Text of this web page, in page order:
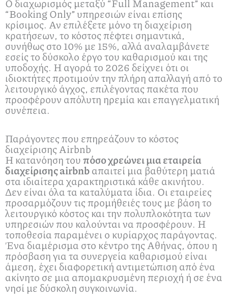
Ο διαχωρισμός μεταξύ “Full Management” και
“Booking Only” υπηρεσιών είναι επίσης
κρίσιμος. Αν επιλέξετε μόνο τη διαχείριση
κρατήσεων, το κόστος πέφτει σημαντικά,
συνήθως στο 10% με 15%, αλλά αναλαμβάνετε
εσείς το δύσκολο έργο του καθαρισμού και της
υποδοχής. Η αγορά το 2026 δείχνει ότι οι
ιδιοκτήτες προτιμούν την πλήρη απαλλαγή από το
λειτουργικό άγχος, επιλέγοντας πακέτα που
προσφέρουν απόλυτη ηρεμία και επαγγελματική
συνέπεια.
Παράγοντες που επηρεάζουν το κόστος
διαχείρισης Airbnb
Η κατανόηση τουπόσο χρεώνει μια εταιρεία
διαχείρισης airbnbαπαιτεί μια βαθύτερη ματιά
στα ιδιαίτερα χαρακτηριστικά κάθε ακινήτου.
Δεν είναι όλα τα καταλύματα ίδια. Οι εταιρείες
προσαρμόζουν τις προμήθειές τους με βάση το
λειτουργικό κόστος και την πολυπλοκότητα των
υπηρεσιών που καλούνται να προσφέρουν. Η
τοποθεσία παραμένει ο κυρίαρχος παράγοντας.
Ένα διαμέρισμα στο κέντρο της Αθήνας, όπου η
πρόσβαση για τα συνεργεία καθαρισμού είναι
άμεση, έχει διαφορετική αντιμετώπιση από ένα
ακίνητο σε μια απομακρυσμένη περιοχή ή σε ένα
νησί με δύσκολη συγκοινωνία.